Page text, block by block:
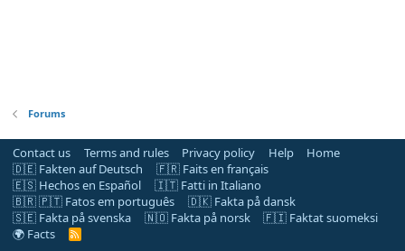
Forums
Contact us Terms and rules Privacy policy Help
Home
🇩🇪 Fakten auf Deutsch
🇫🇷 Faits en français
🇪🇸 Hechos en Español
🇮🇹 Fatti in Italiano
🇧🇷 🇵🇹 Fatos em português
🇩🇰 Fakta på dansk
🇸🇪 Fakta på svenska
🇳🇴 Fakta på norsk
🇫🇮 Faktat suomeksi
🌍 Facts
R